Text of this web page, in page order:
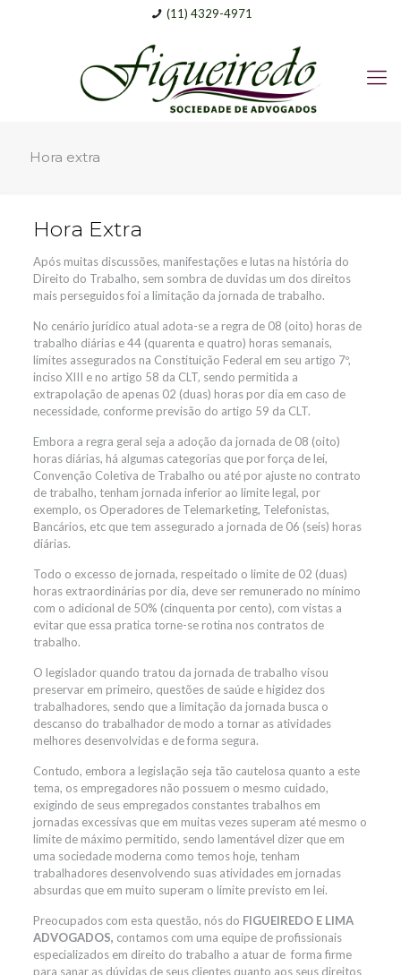
(11) 4329-4971
Hora extra
Hora Extra
Após muitas discussões, manifestações e lutas na história do
Direito do Trabalho, sem sombra de duvidas um dos direitos
mais perseguidos foi a limitação da jornada de trabalho.
No cenário jurídico atual adota-se a regra de 08 (oito) horas de
trabalho diárias e 44 (quarenta e quatro) horas semanais,
limites assegurados na Constituição Federal em seu artigo 7º,
inciso XIII e no artigo 58 da CLT, sendo permitida a
extrapolação de apenas 02 (duas) horas por dia em caso de
necessidade, conforme previsão do artigo 59 da CLT.
Embora a regra geral seja a adoção da jornada de 08 (oito)
horas diárias, há algumas categorias que por força de lei,
Convenção Coletiva de Trabalho ou até por ajuste no contrato
de trabalho, tenham jornada inferior ao limite legal, por
exemplo, os Operadores de Telemarketing, Telefonistas,
Bancários, etc que tem assegurado a jornada de 06 (seis) horas
diárias.
Todo o excesso de jornada, respeitado o limite de 02 (duas)
horas extraordinárias por dia, deve ser remunerado no mínimo
com o adicional de 50% (cinquenta por cento), com vistas a
evitar que essa pratica torne-se rotina nos contratos de
trabalho.
O legislador quando tratou da jornada de trabalho visou
preservar em primeiro, questões de saúde e higidez dos
trabalhadores, sendo que a limitação da jornada busca o
descanso do trabalhador de modo a tornar as atividades
melhores desenvolvidas e de forma segura.
Contudo, embora a legislação seja tão cautelosa quanto a este
tema, os empregadores não possuem o mesmo cuidado,
exigindo de seus empregados constantes trabalhos em
jornadas excessivas que em muitas vezes superam até mesmo o
limite de máximo permitido, sendo lamentável dizer que em
uma sociedade moderna como temos hoje, tenham
trabalhadores desenvolvendo suas atividades em jornadas
absurdas que em muito superam o limite previsto em lei.
Preocupados com esta questão, nós do FIGUEIREDO E LIMA
ADVOGADOS, contamos com uma equipe de profissionais
especializados em direito do trabalho a atuar de forma firme
para sanar as dúvidas de seus clientes quanto aos seus direitos